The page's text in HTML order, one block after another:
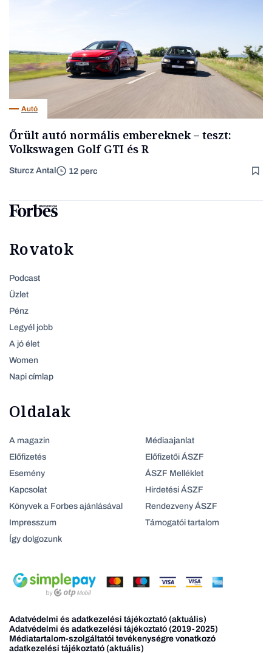
Autó
Őrült autó normális embereknek – teszt:
Volkswagen Golf GTI és R
Sturcz Antal 12 perc
Rovatok
Podcast
Üzlet
Pénz
Legyél jobb
A jó élet
Women
Napi címlap
Oldalak
A magazin
Előfizetés
Esemény
Kapcsolat
Könyvek a Forbes ajánlásával
Impresszum
Így dolgozunk
Médiaajanlat
Előfizetői ÁSZF
ÁSZF Melléklet
Hirdetési ÁSZF
Rendezveny ÁSZF
Támogatói tartalom
Adatvédelmi és adatkezelési tájékoztató (aktuális)
Adatvédelmi és adatkezelési tájékoztató (2019-2025)
Médiatartalom-szolgáltatói tevékenységre vonatkozó
adatkezelési tájékoztató (aktuális)